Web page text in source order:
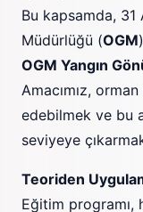
Bu kapsamda,
Müdürlüğü (OGM
OGM Yangın
Amacımız,
edebilmek ve bu
seviyeye
Teoriden
Eğitim programı,